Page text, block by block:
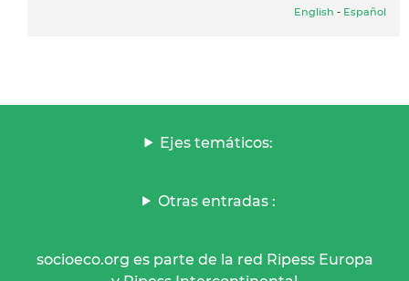
English - Español
Ejes temáticos:
Otras entradas :
socioeco.org es parte de la red Ripess Europa